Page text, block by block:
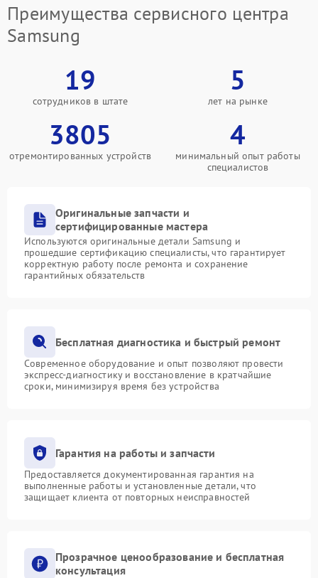
Преимущества сервисного центра
Samsung
19
сотрудников в штате
5
лет на рынке
3805
отремонтированных устройств
4
минимальный опыт работы
специалистов
Оригинальные запчасти и
сертифицированные мастера
Используются оригинальные детали Samsung и
прошедшие сертификацию специалисты, что гарантирует
корректную работу после ремонта и сохранение
гарантийных обязательств
Бесплатная диагностика и быстрый ремонт
Современное оборудование и опыт позволяют провести
экспресс-диагностику и восстановление в кратчайшие
сроки, минимизируя время без устройства
Гарантия на работы и запчасти
Предоставляется документированная гарантия на
выполненные работы и установленные детали, что
защищает клиента от повторных неисправностей
Прозрачное ценообразование и бесплатная
консультация